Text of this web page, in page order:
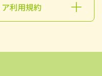
利用規約